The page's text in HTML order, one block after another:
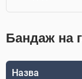
Бандаж на
Назва